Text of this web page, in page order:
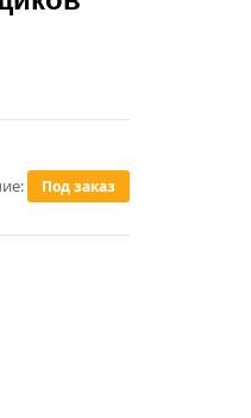
Под заказ